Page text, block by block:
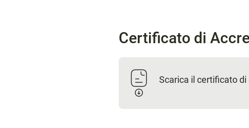
Certificato di
Scarica il certificato